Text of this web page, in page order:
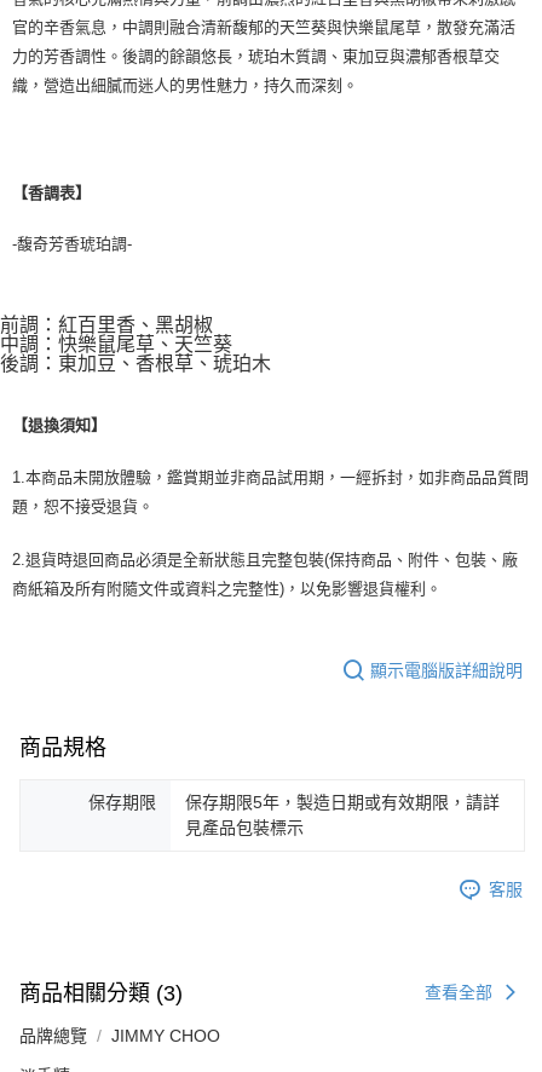
官的辛香氣息，中調則融合清新馥郁的天竺葵與快樂鼠尾草，散發充滿活
力的芳香調性。後調的餘韻悠長，琥珀木質調、東加豆與濃郁香根草交
織，營造出細膩而迷人的男性魅力，持久而深刻。
【香調表】
-馥奇芳香琥珀調-
前調：紅百里香、黑胡椒
中調：快樂鼠尾草、天竺葵
後調：東加豆、香根草、琥珀木
【退換須知】
1.本商品未開放體驗，鑑賞期並非商品試用期，一經拆封，如非商品品質問
題，恕不接受退貨。
2.退貨時退回商品必須是全新狀態且完整包裝(保持商品、附件、包裝、廠
商紙箱及所有附隨文件或資料之完整性)，以免影響退貨權利。
顯示電腦版詳細說明
商品規格
保存期限
保存期限5年，製造日期或有效期限，請詳
見產品包裝標示
客服
商品相關分類 (3) 查看全部
品牌總覽 JIMMY CHOO